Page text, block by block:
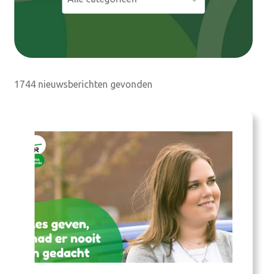
e
1744 nieuwsberichten gevonden